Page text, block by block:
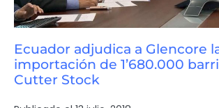
Ecuador adjudica a Glencore
importación de 1’680.000
Cutter Stock